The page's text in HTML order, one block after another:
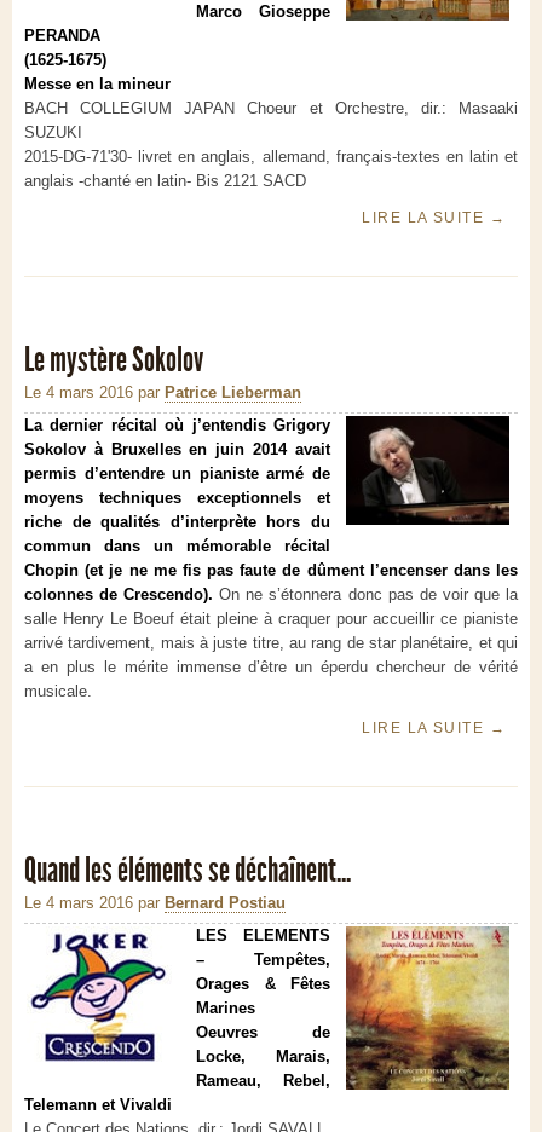
Marco Gioseppe
PERANDA
(1625-1675)
Messe en la mineur
BACH COLLEGIUM JAPAN Choeur et Orchestre, dir.: Masaaki
SUZUKI
2015-DG-71'30- livret en anglais, allemand, français-textes en latin et
anglais -chanté en latin- Bis 2121 SACD
LIRE LA SUITE →
Le mystère Sokolov
Le 4 mars 2016 par Patrice Lieberman
La dernier récital où j’entendis Grigory
Sokolov à Bruxelles en juin 2014 avait
permis d’entendre un pianiste armé de
moyens techniques exceptionnels et
riche de qualités d’interprète hors du
commun dans un mémorable récital
Chopin (et je ne me fis pas faute de dûment l’encenser dans les
colonnes de Crescendo). On ne s’étonnera donc pas de voir que la
salle Henry Le Boeuf était pleine à craquer pour accueillir ce pianiste
arrivé tardivement, mais à juste titre, au rang de star planétaire, et qui
a en plus le mérite immense d’être un éperdu chercheur de vérité
musicale.
LIRE LA SUITE →
Quand les éléments se déchaînent...
Le 4 mars 2016 par Bernard Postiau
LES ELEMENTS
– Tempêtes,
Orages & Fêtes
Marines
Oeuvres de
Locke, Marais,
Rameau, Rebel,
Telemann et Vivaldi